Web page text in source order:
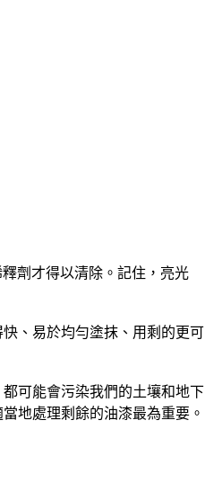
劑才得以清除。記住，亮光
、易於均勻塗抹、用剩的更可
可能會污染我們的土壤和地下
地處理剩餘的油漆最為重要。